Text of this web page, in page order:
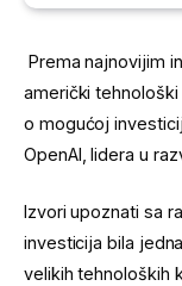
Prema najnovijim
američki
o mogućoj
OpenAI, lidera u
Izvori upoznati sa
investicija bila
velikih tehnoloških